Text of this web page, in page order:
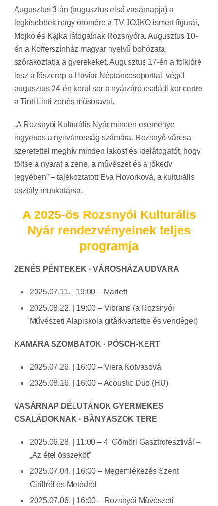
Augusztus 3-án (augusztus első vasárnapja) a
legkisebbek nagy örömére a TV JOJKO ismert figurái,
Mojko és Kajka látogatnak Rozsnyóra. Augusztus 10-
én a Kofferszínház magyar nyelvű bohózata
szórakoztatja a gyerekeket. Augusztus 17-én a folklóré
lesz a főszerep a Haviar Néptánccsoporttal, végül
augusztus 24-én kerül sor a nyárzáró családi koncertre
a Tinti Linti zenés műsorával.
„A Rozsnyói Kulturális Nyár minden eseménye
ingyenes a nyilvánosság számára. Rozsnyó városa
szeretettel meghív minden lakost és idelátogatót, hogy
töltse a nyarat a zene, a művészet és a jókedv
jegyében” – tájékoztatott Eva Hovorková, a kulturális
osztály munkatársa.
A 2025-ös Rozsnyói Kulturális
Nyár rendezvényeinek teljes
programja
ZENÉS PÉNTEKEK · VÁROSHÁZA UDVARA
2025.07.11. | 19:00 – Marlett
2025.08.22. | 19:00 – Vibrans (a Rozsnyói
Művészeti Alapiskola gitárkvartettje és vendégei)
KAMARA SZOMBATOK · PÓSCH-KERT
2025.07.26. | 16:00 – Viera Kotvasová
2025.08.16. | 16:00 – Acoustic Duo (HU)
VASÁRNAP DÉLUTÁNOK GYERMEKES
CSALÁDOKNAK · BÁNYÁSZOK TERE
2025.06.28. | 11:00 – 4. Gömöri Gasztrofesztivál –
„Az étel összeköt”
2025.07.04. | 16:00 – Megemlékezés Szent
Cirillről és Metódról
2025.07.06. | 16:00 – Rozsnyói Művészeti